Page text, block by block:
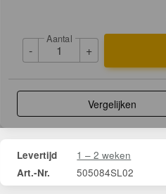
-
Aantal
+
Vergelijken
Levertijd 1 – 2 weken
Art.-Nr. 505084SL02